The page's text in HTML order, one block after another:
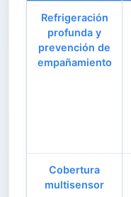
Refrigeración
profunda y
prevención de
empañamiento
Cobertura
multisensor